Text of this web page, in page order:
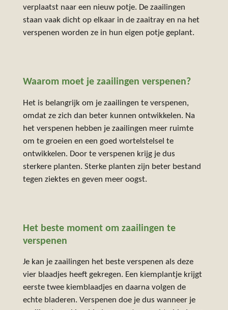
verplaatst naar een nieuw potje. De zaailingen
staan vaak dicht op elkaar in de zaaitray en na het
verspenen worden ze in hun eigen potje geplant.
Waarom moet je zaailingen verspenen?
Het is belangrijk om je zaailingen te verspenen,
omdat ze zich dan beter kunnen ontwikkelen. Na
het verspenen hebben je zaailingen meer ruimte
om te groeien en een goed wortelstelsel te
ontwikkelen. Door te verspenen krijg je dus
sterkere planten. Sterke planten zijn beter bestand
tegen ziektes en geven meer oogst.
Het beste moment om zaailingen te
verspenen
Je kan je zaailingen het beste verspenen als deze
vier blaadjes heeft gekregen. Een kiemplantje krijgt
eerste twee kiemblaadjes en daarna volgen de
echte bladeren. Verspenen doe je dus wanneer je